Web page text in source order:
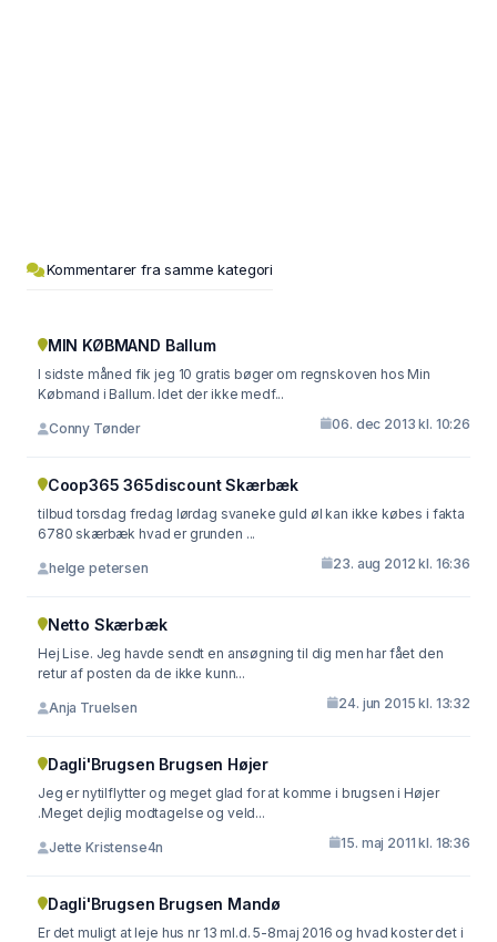
Kommentarer fra samme kategori
MIN KØBMAND Ballum
I sidste måned fik jeg 10 gratis bøger om regnskoven hos Min
Købmand i Ballum. Idet der ikke medf...
Conny Tønder 06. dec 2013 kl. 10:26
Coop365 365discount Skærbæk
tilbud torsdag fredag lørdag svaneke guld øl kan ikke købes i fakta
6780 skærbæk hvad er grunden ...
helge petersen 23. aug 2012 kl. 16:36
Netto Skærbæk
Hej Lise. Jeg havde sendt en ansøgning til dig men har fået den
retur af posten da de ikke kunn...
Anja Truelsen 24. jun 2015 kl. 13:32
Dagli'Brugsen Brugsen Højer
Jeg er nytilflytter og meget glad for at komme i brugsen i Højer
.Meget dejlig modtagelse og veld...
Jette Kristense4n 15. maj 2011 kl. 18:36
Dagli'Brugsen Brugsen Mandø
Er det muligt at leje hus nr 13 ml.d. 5-8maj 2016 og hvad koster det i